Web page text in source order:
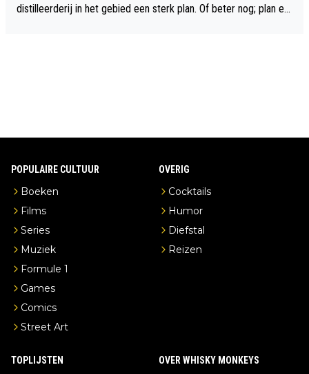
distilleerderij in het gebied een sterk plan. Of beter nog; plan ee
POPULAIRE CULTUUR
Boeken
Films
Series
Muziek
Formule 1
Games
Comics
Street Art
OVERIG
Cocktails
Humor
Diefstal
Reizen
TOPLIJSTEN OVER WHISKY MONKEYS